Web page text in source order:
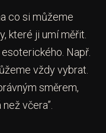
co si můžeme
které ji umí měřit.
Např.
vždy vybrat.
směrem,
včera”.